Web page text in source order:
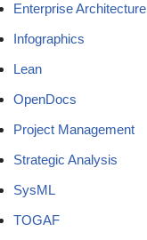
Enterprise Architecture
Infographics
Lean
OpenDocs
Project Management
Strategic Analysis
SysML
TOGAF